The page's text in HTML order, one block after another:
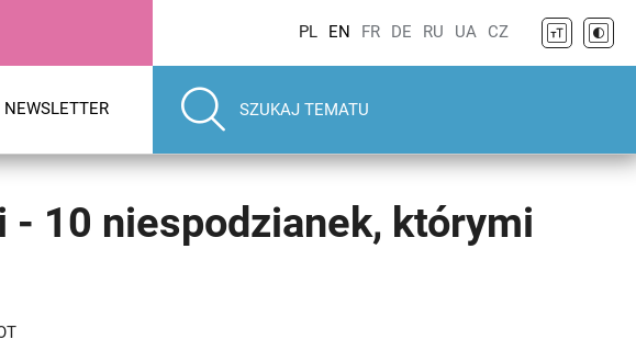
NEWSLETTER
PL EN FR DE RU UA CZ
- 10 niespodzianek, którymi